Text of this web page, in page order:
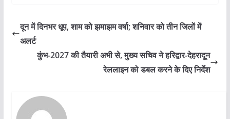
दून में दिनभर धूप, शाम को झमाझम वर्षा; शनिवार को तीन जिलों में
अलर्ट
कुंभ-2027 की तैयारी अभी से, मुख्य सचिव ने हरिद्वार-देहरादून
रेललाइन को डबल करने के दिए निर्देश